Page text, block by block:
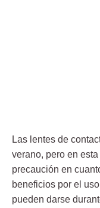
Las lentes de
verano, pero en
precaución en
beneficios por el
pueden darse